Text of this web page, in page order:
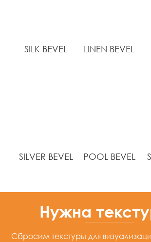
SILK BEVEL LINEN BEVEL
SILVER BEVEL POOL BEVEL
Нужна
Сбросим текстуры для